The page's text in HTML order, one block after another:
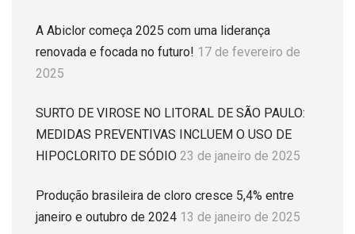
A Abiclor começa 2025 com uma liderança
renovada e focada no futuro! 17 de fevereiro de
2025
SURTO DE VIROSE NO LITORAL DE SÃO PAULO:
MEDIDAS PREVENTIVAS INCLUEM O USO DE
HIPOCLORITO DE SÓDIO 23 de janeiro de 2025
Produção brasileira de cloro cresce 5,4% entre
janeiro e outubro de 2024 13 de janeiro de 2025